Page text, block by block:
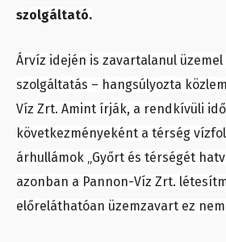
szolgáltató.
Árvíz idején is zavartalanul
szolgáltatás – hangsúlyozta
Víz Zrt. Amint írják, a rendkívüli
következményeként a térség
árhullámok „Győrt és térségét
azonban a Pannon-Víz Zrt.
előreláthatóan üzemzavart ez nem